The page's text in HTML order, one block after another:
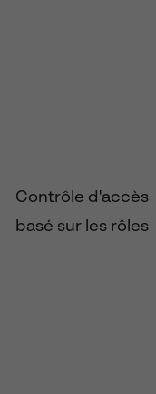
Contrôle d'accès
basé sur les rôles